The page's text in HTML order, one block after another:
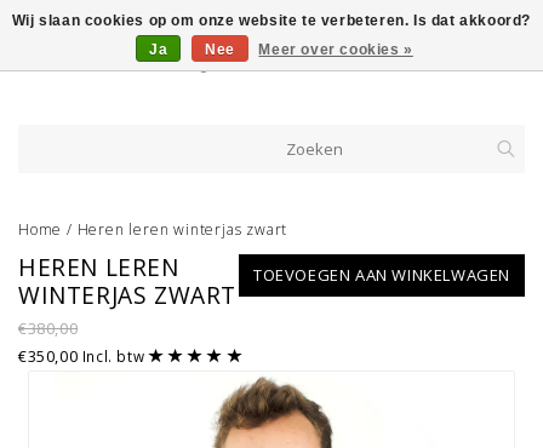
Home / Heren leren winterjas zwart
TOEVOEGEN AAN WINKELWAGEN
HEREN LEREN
WINTERJAS ZWART
€380,00
€350,00 Incl. btw
Wij slaan cookies op om onze website te verbeteren. Is dat akkoord?
Ja
Nee Meer over cookies »